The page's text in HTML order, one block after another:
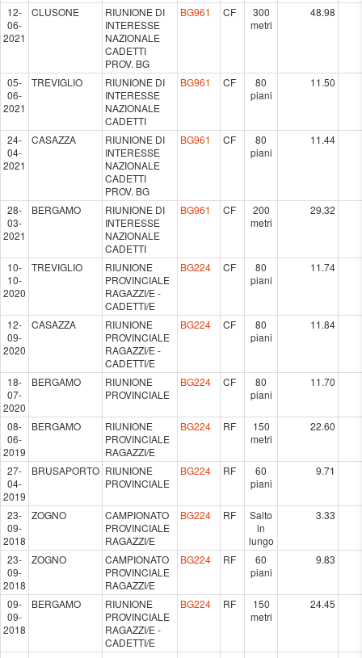
12-
06-
2021
CLUSONE
RIUNIONE DI
INTERESSE
NAZIONALE
CADETTI
PROV. BG
BG961 CF
300
metri
48.98
05-
06-
2021
TREVIGLIO
RIUNIONE DI
INTERESSE
NAZIONALE
CADETTI
BG961 CF
80
piani
11.50
24-
04-
2021
CASAZZA
RIUNIONE DI
INTERESSE
NAZIONALE
CADETTI
PROV. BG
BG961 CF
80
piani
11.44
28-
03-
2021
BERGAMO
RIUNIONE DI
INTERESSE
NAZIONALE
CADETTI
BG961 CF
200
metri
29.32
10-
10-
2020
TREVIGLIO
RIUNIONE
PROVINCIALE
RAGAZZI/E -
CADETTI/E
BG224 CF
80
piani
11.74
12-
09-
2020
CASAZZA
RIUNIONE
PROVINCIALE
RAGAZZI/E -
CADETTI/E
BG224 CF
80
piani
11.84
18-
07-
2020
BERGAMO
RIUNIONE
PROVINCIALE
BG224 CF
80
piani
11.70
08-
06-
2019
BERGAMO
RIUNIONE
PROVINCIALE
RAGAZZI/E
BG224 RF
150
metri
22.60
27-
04-
2019
BRUSAPORTO RIUNIONE
PROVINCIALE
BG224 RF
60
piani
9.71
23-
09-
2018
ZOGNO
CAMPIONATO
PROVINCIALE
RAGAZZI/E
BG224 RF
Salto
in
lungo
3.33
23-
09-
2018
ZOGNO
CAMPIONATO
PROVINCIALE
RAGAZZI/E
BG224 RF
60
piani
9.83
09-
09-
2018
BERGAMO
RIUNIONE
PROVINCIALE
RAGAZZI/E -
CADETTI/E
BG224 RF
150
metri
24.45